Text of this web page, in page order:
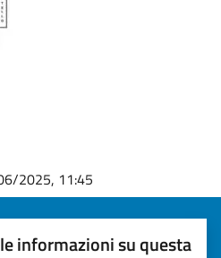
2025, 11:45
informazioni su questa